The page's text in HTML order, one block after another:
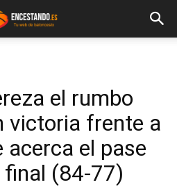
el rumbo
victoria frente a
acerca el pase
(84-77)